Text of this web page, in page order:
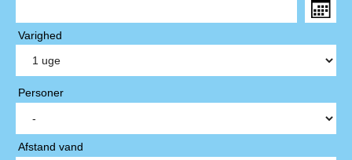
Varighed
Personer
Afstand vand